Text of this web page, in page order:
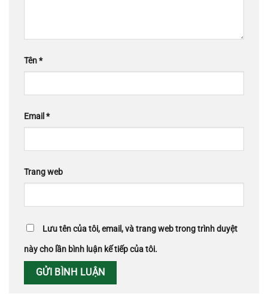
Tên*
Email *
Trang web
Lưu tên của tôi, email, và trang web trong trình duyệt
này cho lần bình luận kế tiếp của tôi.